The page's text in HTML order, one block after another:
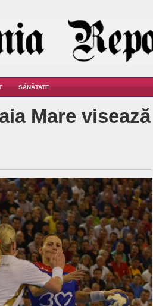
SĂNĂTATE
Mare visează